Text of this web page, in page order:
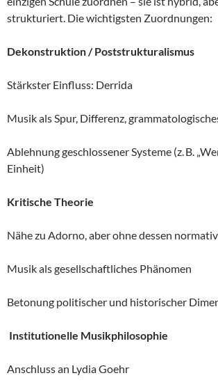
strukturiert. Die wichtigsten Zuordnungen:
Dekonstruktion / Poststrukturalismus
Stärkster Einfluss: Derrida
Musik als Spur, Differenz,
Ablehnung geschlossener Systeme (z. B.
Einheit)
Kritische Theorie
Nähe zu Adorno, aber ohne dessen
Musik als gesellschaftliches Phänomen
Betonung politischer und historischer
Institutionelle Musikphilosophie
Anschluss an Lydia Goehr